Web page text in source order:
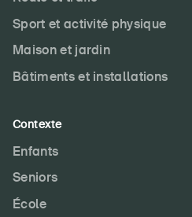
Sport et activité physique
Maison et jardin
Bâtiments et installations
Contexte
Enfants
Seniors
École